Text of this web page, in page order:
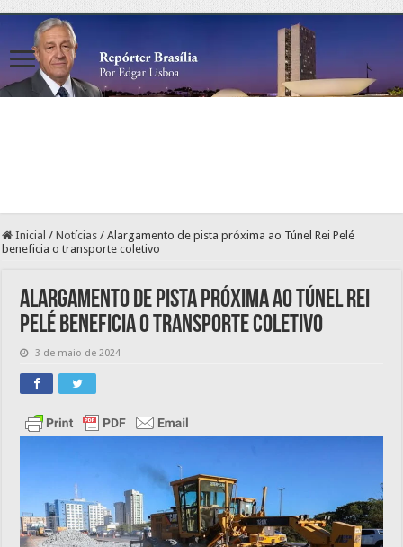
Inicial / Notícias / Alargamento de pista próxima ao Túnel Rei Pelé
beneficia o transporte coletivo
Alargamento de pista próxima ao Túnel Rei
Pelé beneficia o transporte coletivo
3 de maio de 2024